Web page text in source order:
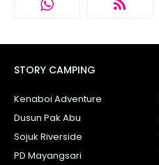
STORY CAMPING
Kenaboi Adventure
Dusun Pak Abu
Sojuk Riverside
PD Mayangsari